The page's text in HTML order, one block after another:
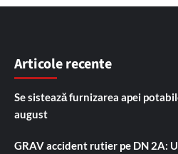
Articole recente
Se sistează furnizarea apei
august
GRAV accident rutier pe DN 2A: